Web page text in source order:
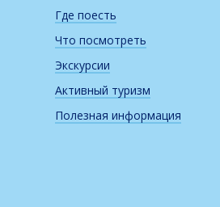
Где поесть
Что посмотреть
Экскурсии
Активный туризм
Полезная информация